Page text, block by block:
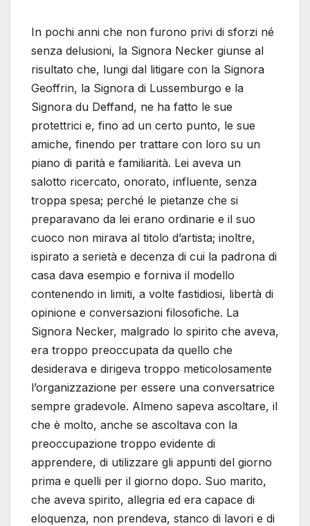
In pochi anni che non furono privi di sforzi né
senza delusioni, la Signora Necker giunse al
risultato che, lungi dal litigare con la Signora
Geoffrin, la Signora di Lussemburgo e la
Signora du Deffand, ne ha fatto le sue
protettrici e, fino ad un certo punto, le sue
amiche, finendo per trattare con loro su un
piano di parità e familiarità. Lei aveva un
salotto ricercato, onorato, influente, senza
troppa spesa; perché le pietanze che si
preparavano da lei erano ordinarie e il suo
cuoco non mirava al titolo d’artista; inoltre,
ispirato a serietà e decenza di cui la padrona di
casa dava esempio e forniva il modello
contenendo in limiti, a volte fastidiosi, libertà di
opinione e conversazioni filosofiche. La
Signora Necker, malgrado lo spirito che aveva,
era troppo preoccupata da quello che
desiderava e dirigeva troppo meticolosamente
l’organizzazione per essere una conversatrice
sempre gradevole. Almeno sapeva ascoltare, il
che è molto, anche se ascoltava con la
preoccupazione troppo evidente di
apprendere, di utilizzare gli appunti del giorno
prima e quelli per il giorno dopo. Suo marito,
che aveva spirito, allegria ed era capace di
eloquenza, non prendeva, stanco di lavori e di